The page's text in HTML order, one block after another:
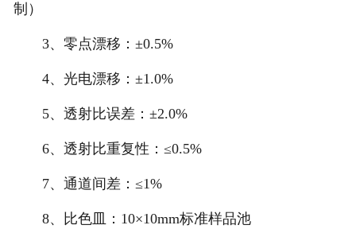
制）
3、零点漂移：±0.5%
4、光电漂移：±1.0%
5、透射比误差：±2.0%
6、透射比重复性：≤0.5%
7、通道间差：≤1%
8、比色皿：10×10mm标准样品池